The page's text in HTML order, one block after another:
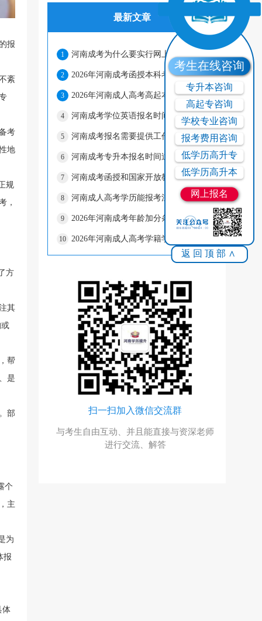
报
紊
考
地
规
，
方
其
帮
是
部
个
主
为
报
体
最新文章
1 河南成考为什么要实行网上报名和网上缴费?
2 2026年河南成考函授本科考试科目有哪些?
3 2026年河南成人高考高起本考什么科目?
4 河南成考学位英语报名时间错过了怎么办?
5 河南成考报名需要提供工作证明吗?
6 河南成考专升本报名时间过了还可以补报名吗?
7 河南成考函授和国家开放教育的毕业证书—样吗?
8 河南成人高考学历能报考注册会计师吗?
9 2026年河南成考年龄加分条件是什么?
10
扫一扫加入微信交流群
与考生自由互动、并且能直接与资深老师
进行交流、解答
考生在线咨询
专升本咨询
高起专咨询
学校专业咨询
报考费用咨询
低学历高升专
低学历高升本
网上报名
返回顶部∧